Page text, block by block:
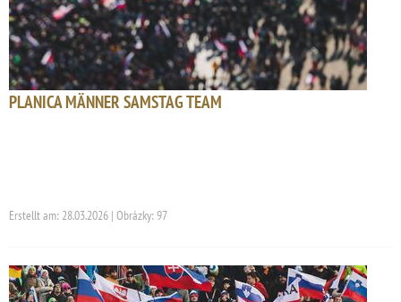
PLANICA MÄNNER SAMSTAG TEAM
Erstellt am: 28.03.2026 | Obrázky: 97